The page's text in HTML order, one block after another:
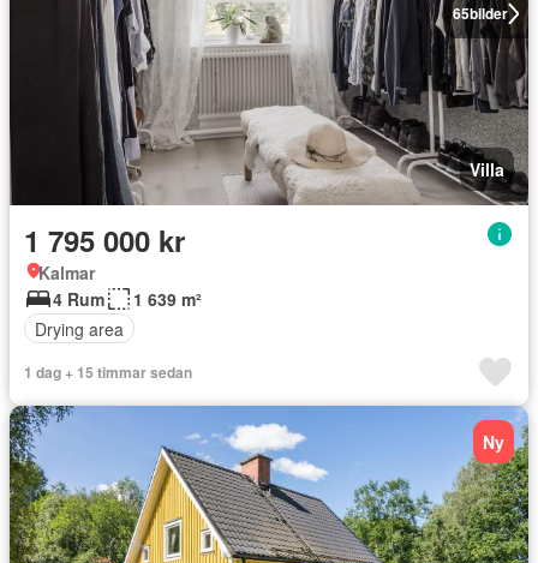
65bilder
Villa
1 795 000 kr
Kalmar
4 Rum
1 639 m²
Drying area
1 dag + 15 timmar sedan
Ny